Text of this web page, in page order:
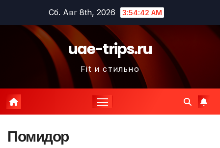
содержимому
Сб. Авг 8th, 2026 3:54:43 AM
uae-trips.ru
Fit и стильно
Помидор